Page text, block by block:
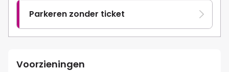
Parkeren zonder ticket
Voorzieningen